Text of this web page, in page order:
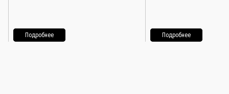
Подробнее Подробнее